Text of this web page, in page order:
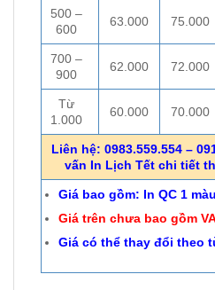
500 –
600
63.000 75.000
700 –
900
62.000 72.000
Từ
1.000
60.000 70.000
Liên hệ: 0983.559.554 –
vấn In Lịch Tết chi tiết
Giá bao gồm: In QC 1
Giá trên chưa bao gồm
Giá có thể thay đổi theo